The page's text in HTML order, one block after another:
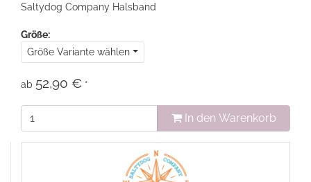
Saltydog Company Halsband
Größe:
Größe Variante wählen
ab 52,90 € *
In den Warenkorb